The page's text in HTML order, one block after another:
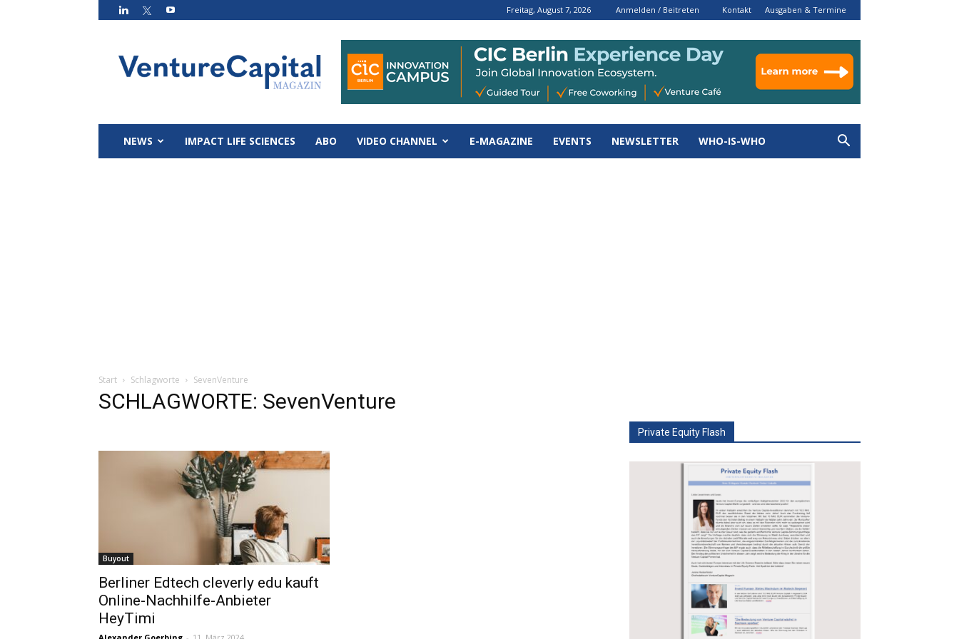
Freitag, August 7, 2026 Anmelden / Beitreten Kontakt Ausgaben & Termine
Magazin
NEWS IMPACT LIFE SCIENCES ABO VIDEO CHANNEL E-MAGAZINE EVENTS NEWSLETTER WHO-IS-WHO
Start Schlagworte SevenVenture
SCHLAGWORTE: SevenVenture
Buyout
Berliner Edtech cleverly edu kauft
Online-Nachhilfe-Anbieter
HeyTimi
Private Equity Flash